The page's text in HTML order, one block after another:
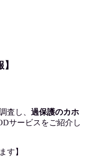
査し、 過保護のカホ
サービスをご紹介し
す】